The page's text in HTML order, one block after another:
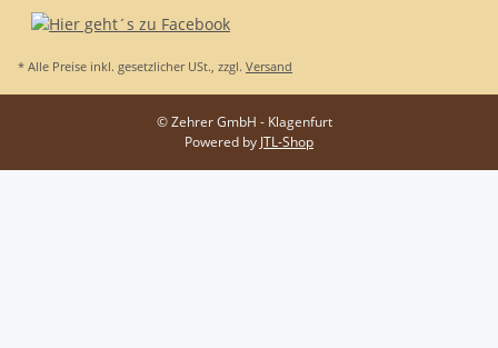
* Alle Preise inkl. gesetzlicher USt., zzgl. Versand
© Zehrer GmbH - Klagenfurt
Powered by JTL-Shop